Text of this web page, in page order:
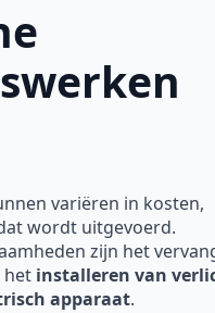
variëren in kosten,
wordt uitgevoerd.
zijn het
het installeren van
apparaat.